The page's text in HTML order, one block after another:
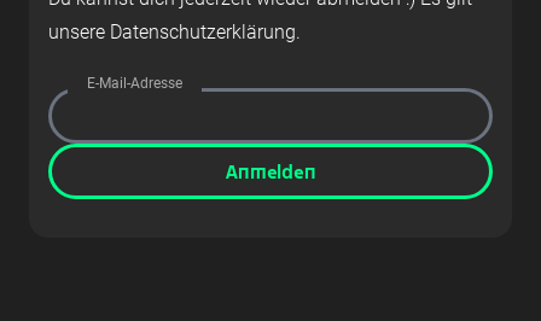
unsere Datenschutzerklärung.
E-Mail-Adresse
Anmelden